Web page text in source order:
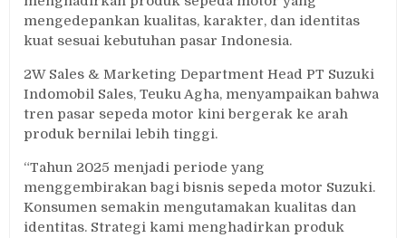
mengedepankan kualitas, karakter, dan identitas
kuat sesuai kebutuhan pasar Indonesia.
2W Sales & Marketing Department Head PT Suzuki
Indomobil Sales, Teuku Agha, menyampaikan bahwa
tren pasar sepeda motor kini bergerak ke arah
produk bernilai lebih tinggi.
“Tahun 2025 menjadi periode yang
menggembirakan bagi bisnis sepeda motor Suzuki.
Konsumen semakin mengutamakan kualitas dan
identitas. Strategi kami menghadirkan produk